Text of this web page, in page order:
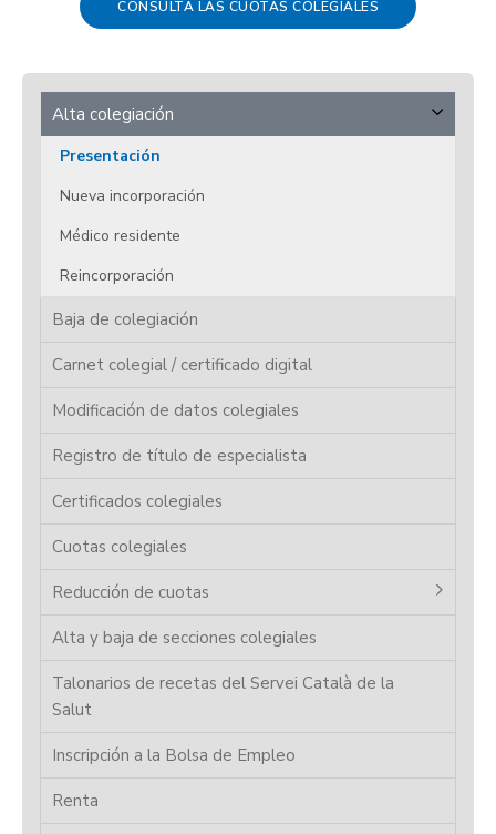
CONSULTA LAS CUOTAS COLEGIALES
Alta colegiación
Presentación
Nueva incorporación
Médico residente
Reincorporación
Baja de colegiación
Carnet colegial / certificado digital
Modificación de datos colegiales
Registro de título de especialista
Certificados colegiales
Cuotas colegiales
Reducción de cuotas
Alta y baja de secciones colegiales
Talonarios de recetas del Servei Català de la
Salut
Inscripción a la Bolsa de Empleo
Renta